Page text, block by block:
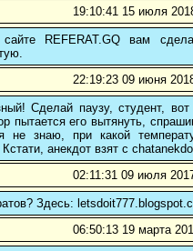
19:10:41 15 июля
сайте REFERAT.GQ вам
22:19:23 09 июня
Сделай паузу, студент,
пытается его вытянуть,
не знаю, при какой
анекдот взят с
02:11:31 09 июля
Здесь:
06:50:13 19 марта